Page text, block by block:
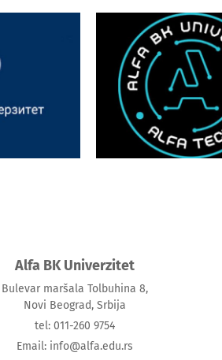
panel
BK
International
Conference
– Smart
Modern
Alfa BK Univerzitet
Bulevar maršala Tolbuhina 8,
Novi Beograd, Srbija
tel: 011-260 9754
Email: info@alfa.edu.rs